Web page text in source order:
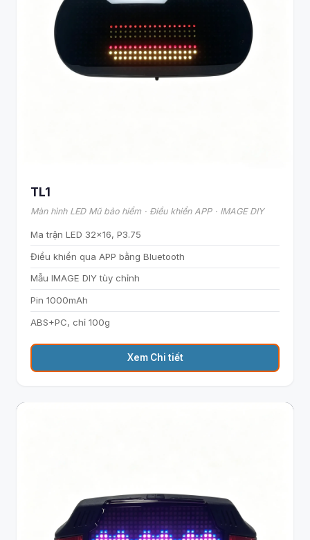
TL1
Màn hình LED Mũ bảo hiểm · Điều khiển APP · IMAGE DIY
Ma trận LED 32×16, P3.75
Điều khiển qua APP bằng Bluetooth
Mẫu IMAGE DIY tùy chỉnh
Pin 1000mAh
ABS+PC, chỉ 100g
Xem Chi tiết